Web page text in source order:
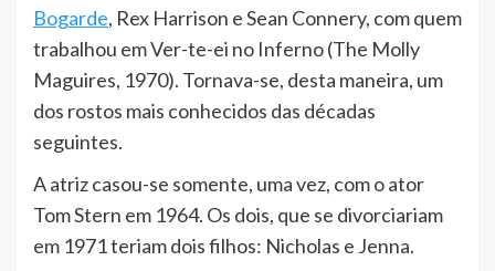
Bogarde, Rex Harrison e Sean Connery, com quem
trabalhou em Ver-te-ei no Inferno (The Molly
Maguires, 1970). Tornava-se, desta maneira, um
dos rostos mais conhecidos das décadas
seguintes.
A atriz casou-se somente, uma vez, com o ator
Tom Stern em 1964. Os dois, que se divorciariam
em 1971 teriam dois filhos: Nicholas e Jenna.